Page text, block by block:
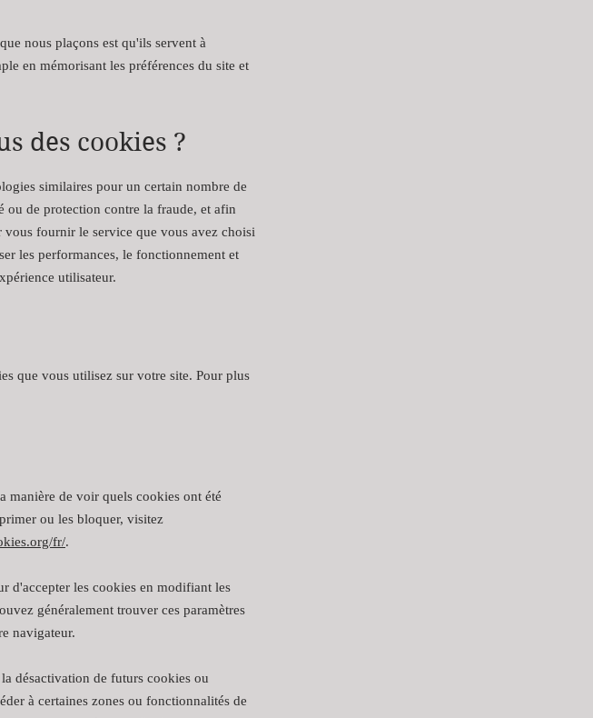
nous plaçons est qu'ils servent à
en mémorisant les préférences du site et
des cookies ?
similaires pour un certain nombre de
ou de protection contre la fraude, et afin
fournir le service que vous avez choisi
les performances, le fonctionnement et
utilisateur.
que vous utilisez sur votre site. Pour plus
manière de voir quels cookies ont été
ou les bloquer, visitez
fr/.
d'accepter les cookies en modifiant les
généralement trouver ces paramètres
navigateur.
désactivation de futurs cookies ou
à certaines zones ou fonctionnalités de